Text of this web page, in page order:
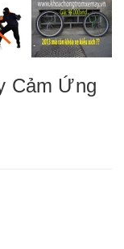
Cảm Ứng